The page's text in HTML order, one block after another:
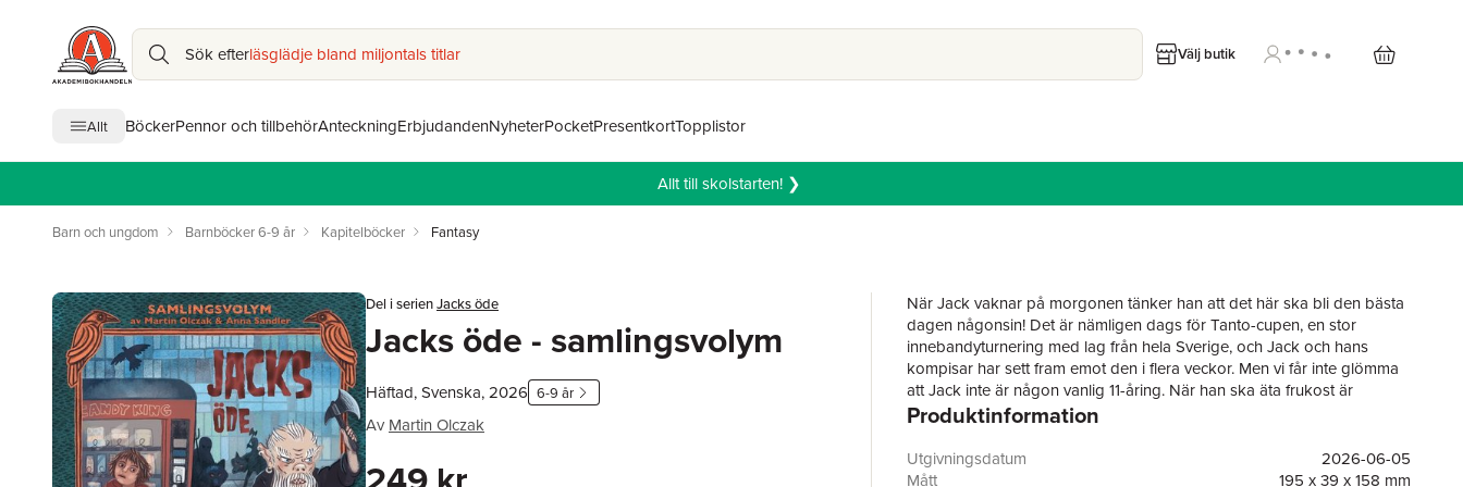
Sök efterläsglädje bland miljontals titlar Välj butik
Allt BöckerPennor och tillbehörAnteckningErbjudandenNyheterPocketPresentkortTopplistor
Allt till skolstarten! ❯
Barn och ungdom Barnböcker 6-9 år Kapitelböcker Fantasy
Del i serienJacks öde
Jacks öde - samlingsvolym
Häftad, Svenska, 2026 6-9 år
Av Martin Olczak
När Jack vaknar på morgonen tänker han att det här ska bli den bästa
dagen någonsin! Det är nämligen dags för Tanto-cupen, en stor
innebandyturnering med lag från hela Sverige, och Jack och hans
kompisar har sett fram emot den i flera veckor. Men vi får inte glömma
att Jack inte är någon vanlig 11-åring. När han ska äta frukost är
plötsligt halva hans pekfinger borta?! Vad är det som händer? Håller
blir ingen innebandyturnering för Jack, i stället packar hela familjen ihop
sig och ger sig ut till vikingaön Birka. Kanske kan de finna svaret på
Produktinformation
Utgivningsdatum
2026-06-05
Mått
195 x 39 x 158 mm